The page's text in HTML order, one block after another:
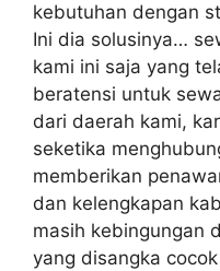
kebutuhan dengan
Ini dia solusinya…
kami ini saja yang
beratensi untuk
dari daerah kami,
seketika
memberikan
dan kelengkapan
masih kebingungan
yang disangka